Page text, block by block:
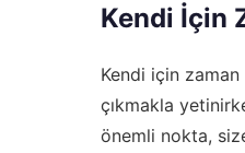
Kendi İçin
Kendi için
çıkmakla
önemli nokta,